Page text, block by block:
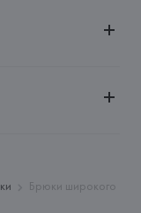
Брюки широкого